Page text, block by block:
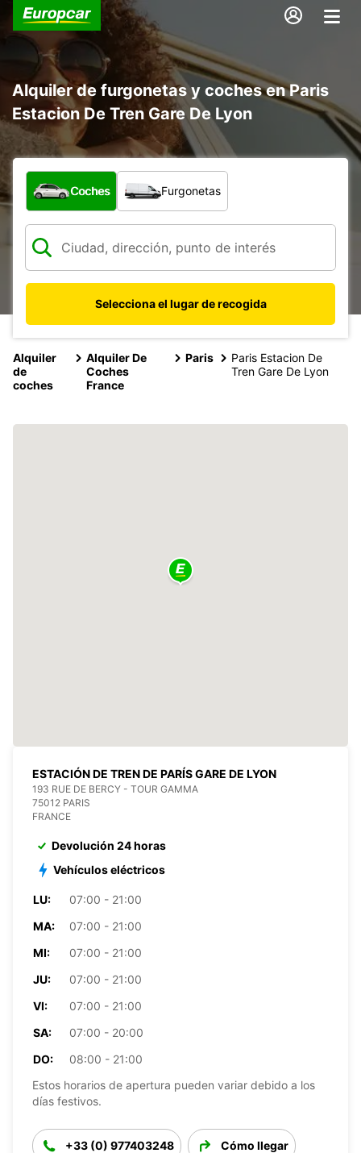
Alquiler de furgonetas y coches en Paris
Estacion De Tren Gare De Lyon
¿Qué tipo de vehículo?
Coches Furgonetas
Selecciona el lugar de recogida
Alquiler
de
coches
Alquiler De
Coches
France
Paris
Paris Estacion De
Tren Gare De Lyon
ESTACIÓN DE TREN DE PARÍS GARE DE LYON
193 RUE DE BERCY - TOUR GAMMA
75012 PARIS
FRANCE
Devolución 24 horas
Vehículos eléctricos
LU:
07:00 - 21:00
MA:
07:00 - 21:00
MI:
07:00 - 21:00
JU:
07:00 - 21:00
VI:
07:00 - 21:00
SA:
07:00 - 20:00
DO:
08:00 - 21:00
Estos horarios de apertura pueden variar debido a los
días festivos.
+33 (0) 977403248 Cómo llegar